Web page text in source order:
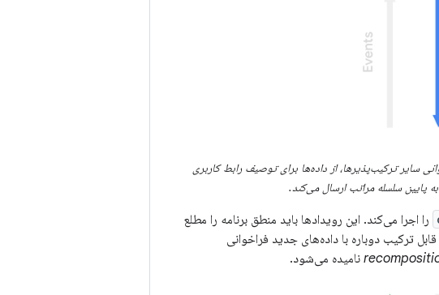
سایر ترکیب‌پذیرها، از داده‌ها برای توصیف رابط کاربری
پایین سلسله مراتب ارسال می‌کند.
را اجرا می‌کند. این رویدادها باید منطق برنامه را مطلع
ترکیب دوباره با داده‌های جدید فراخوانی
نامیده می‌شود.